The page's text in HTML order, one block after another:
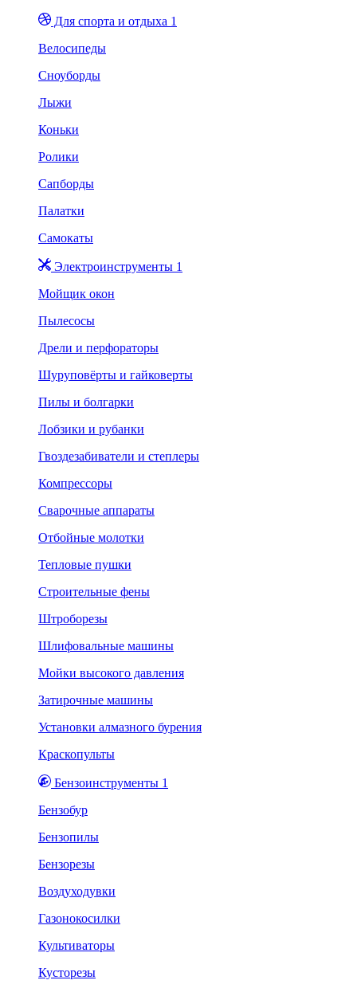
Для спорта и отдыха 1
Велосипеды
Сноуборды
Лыжи
Коньки
Ролики
Сапборды
Палатки
Самокаты
Электроинструменты 1
Мойщик окон
Пылесосы
Дрели и перфораторы
Шуруповёрты и гайковерты
Пилы и болгарки
Лобзики и рубанки
Гвоздезабиватели и степлеры
Компрессоры
Сварочные аппараты
Отбойные молотки
Тепловые пушки
Строительные фены
Штроборезы
Шлифовальные машины
Мойки высокого давления
Затирочные машины
Установки алмазного бурения
Краскопульты
Бензоинструменты 1
Бензобур
Бензопилы
Бензорезы
Воздуходувки
Газонокосилки
Культиваторы
Кусторезы